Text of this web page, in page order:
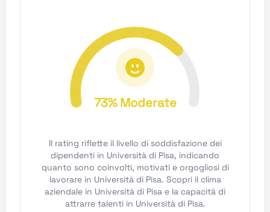
73% Moderate
Il rating riflette il livello di soddisfazione dei
dipendenti in Università di Pisa, indicando
quanto sono coinvolti, motivati e orgogliosi di
lavorare in Università di Pisa. Scopri il clima
aziendale in Università di Pisa e la capacità di
attrarre talenti in Università di Pisa.